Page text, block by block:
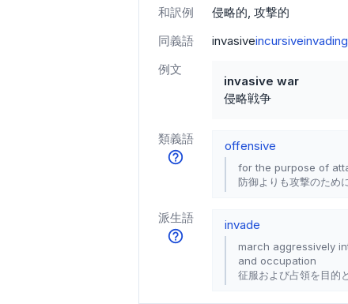
和訳例 侵略的 攻撃的
同義語
invasiveincursiveinvading
例文
invasive war
侵略戦争
類義語 offensive
for the purpose of
防御よりも攻撃のため
派生語 invade
march aggressively
and occupation
征服および占領を目的